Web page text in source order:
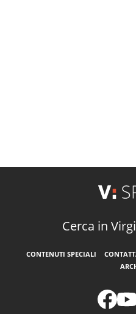
Cerca in
CONTENUTI SPECIALI